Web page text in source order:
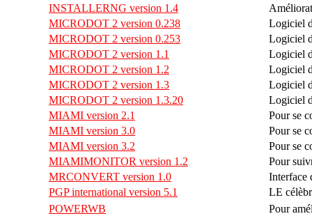
INSTALLERNG version 1.4
MICRODOT 2 version 0.238
Logiciel
MICRODOT 2 version 0.253
Logiciel
MICRODOT 2 version 1.1
Logiciel
MICRODOT 2 version 1.2
Logiciel
MICRODOT 2 version 1.3
Logiciel
MICRODOT 2 version 1.3.20
Logiciel
MIAMI version 2.1
Pour se
MIAMI version 3.0
Pour se
MIAMI version 3.2
Pour se
MIAMIMONITOR version 1.2
Pour
MRCONVERT version 1.0
Interface
PGP international version 5.1
LE
POWERWB
Pour